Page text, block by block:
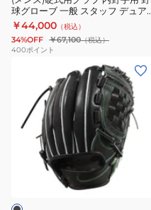
フ
ァ
ー
GH5FPRCK4-
手
用
野
ブ
球グローブ 一般 スタッフ デュア
ル 87型 WBW103252
￥44,000 （税込）
34%OFF ￥67,100（税込）
400ポイント
式
ブ
ブ
ラ
ッ